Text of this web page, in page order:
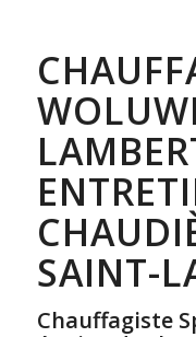
SAINT-
Chauffagiste